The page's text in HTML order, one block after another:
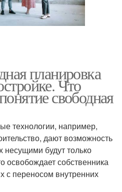
планировка
Что
свободная
технологии, например,
дают возможность
несущими будут только
освобождает собственника
с переносом внутренних